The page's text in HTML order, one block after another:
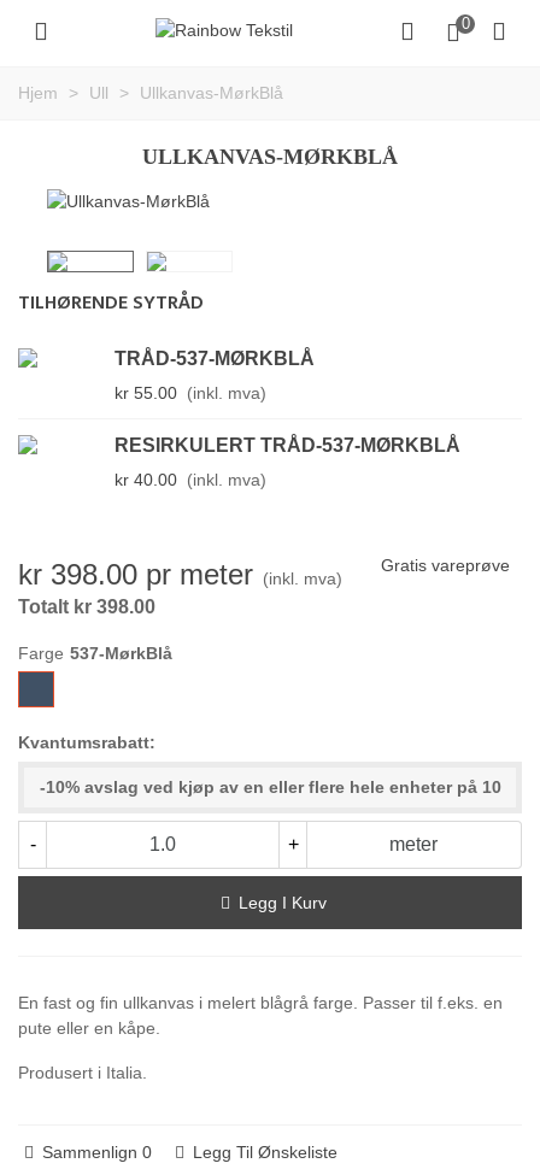
0
Hjem > Ull > Ullkanvas-MørkBlå
ULLKANVAS-MØRKBLÅ
TILHØRENDE SYTRÅD
TRÅD-537-MØRKBLÅ
kr 55.00 (inkl. mva)
RESIRKULERT TRÅD-537-MØRKBLÅ
kr 40.00 (inkl. mva)
kr 398.00 pr meter (inkl. mva)
Totalt kr 398.00
Gratis vareprøve
Farge
MørkBlå
Kvantumsrabatt:
-10% avslag ved kjøp av en eller flere hele enheter på 10
- + meter
Legg I Kurv
En fast og fin ullkanvas i melert blågrå farge. Passer til f.eks. en
pute eller en kåpe.
Produsert i Italia.
Sammenlign 0 Legg Til Ønskeliste